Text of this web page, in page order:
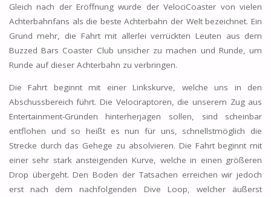
Gleich nach der Eröffnung wurde der VelociCoaster von vielen
Achterbahnfans als die beste Achterbahn der Welt bezeichnet. Ein
Grund mehr, die Fahrt mit allerlei verrückten Leuten aus dem
Buzzed Bars Coaster Club unsicher zu machen und Runde, um
Runde auf dieser Achterbahn zu verbringen.
Die Fahrt beginnt mit einer Linkskurve, welche uns in den
Abschussbereich führt. Die Velociraptoren, die unserem Zug aus
Entertainment-Gründen hinterherjagen sollen, sind scheinbar
entflohen und so heißt es nun für uns, schnellstmöglich die
Strecke durch das Gehege zu absolvieren. Die Fahrt beginnt mit
einer sehr stark ansteigenden Kurve, welche in einen größeren
Drop übergeht. Den Boden der Tatsachen erreichen wir jedoch
erst nach dem nachfolgenden Dive Loop, welcher äußerst